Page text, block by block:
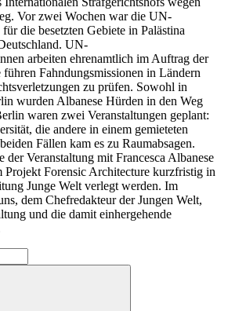
Vor zwei Wochen war die UN-
die besetzten Gebiete in Palästina
UN-
arbeiten ehrenamtlich im Auftrag der
Fahndungsmissionen in Ländern
zu prüfen. Sowohl in
wurden Albanese Hürden in den Weg
waren zwei Veranstaltungen geplant:
die andere in einem gemieteten
Fällen kam es zu Raumabsagen.
der Veranstaltung mit Francesca Albanese
Projekt Forensic Architecture kurzfristig in
Junge Welt verlegt werden. Im
dem Chefredakteur der Jungen Welt,
und die damit einhergehende